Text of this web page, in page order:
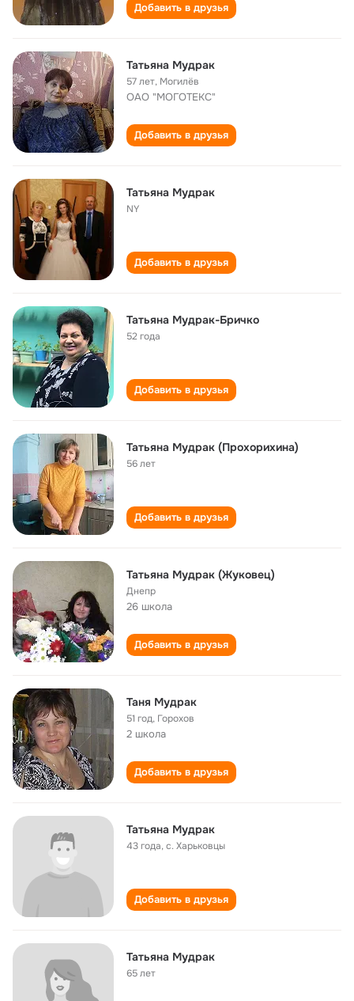
Добавить в друзья
Татьяна Мудрак
57 лет, Могилёв
ОАО "МОГОТЕКС"
Добавить в друзья
Татьяна Мудрак
NY
Добавить в друзья
Татьяна Мудрак-Бричко
52 года
Добавить в друзья
Татьяна Мудрак (Прохорихина)
56 лет
Добавить в друзья
Татьяна Мудрак (Жуковец)
Днепр
26 школа
Добавить в друзья
Таня Мудрак
51 год, Горохов
2 школа
Добавить в друзья
Татьяна Мудрак
43 года,с. Харьковцы
Добавить в друзья
Татьяна Мудрак
65 лет